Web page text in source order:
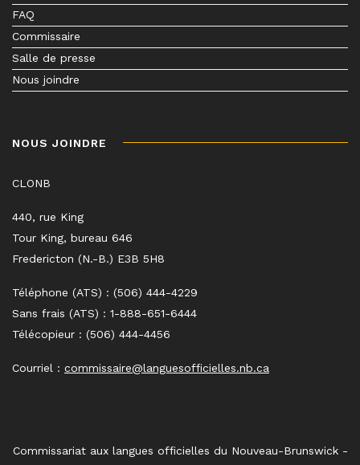
FAQ
Commissaire
Salle de presse
Nous joindre
NOUS JOINDRE
CLONB
440, rue King
Tour King, bureau 646
Fredericton (N.-B.) E3B 5H8
Téléphone (ATS) : (506) 444-4229
Sans frais (ATS) : 1-888-651-6444
Télécopieur : (506) 444-4456
Courriel : commissaire@languesofficielles.nb.ca
Commissariat aux langues officielles du Nouveau-Brunswick -